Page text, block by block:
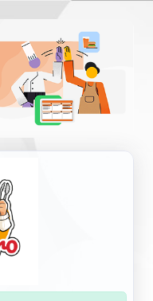
Consultar